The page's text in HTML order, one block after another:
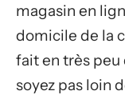
magasin en
domicile de la
fait en très peu
soyez pas loin